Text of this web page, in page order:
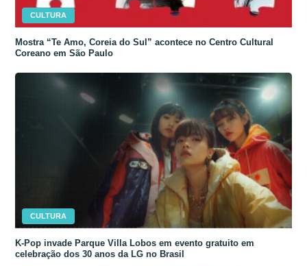
CULTURA
Mostra “Te Amo, Coreia do Sul” acontece no Centro Cultural
Coreano em São Paulo
CULTURA
K-Pop invade Parque Villa Lobos em evento gratuito em
celebração dos 30 anos da LG no Brasil